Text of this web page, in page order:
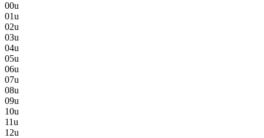
00u
01u
02u
03u
04u
05u
06u
07u
08u
09u
10u
11u
12u